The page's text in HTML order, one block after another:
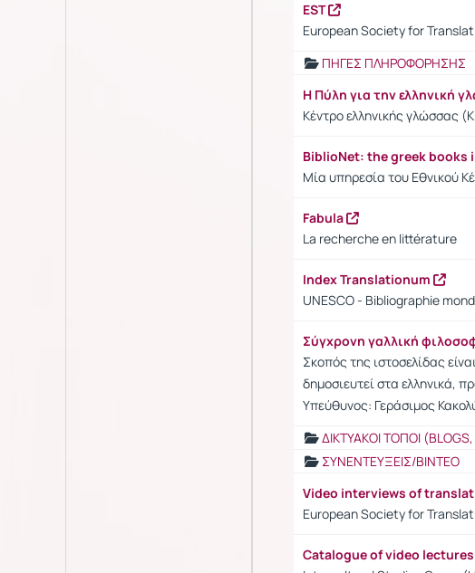
EST
European Society for
ΠΗΓΕΣ ΠΛΗΡΟΦΟΡΗΣΗΣ
Η Πύλη για την ελληνική
Κέντρο ελληνικής γλώσσας
BiblioNet: the greek books
Μία υπηρεσία του Εθνικού
Fabula
La recherche en littérature
Index Translationum
UNESCO - Bibliographie
Σύγχρονη γαλλική
Σκοπός της ιστοσελίδας
δημοσιευτεί στα ελληνικά,
Υπεύθυνος: Γεράσιμος
ΔΙΚΤΥΑΚΟΙ ΤΟΠΟΙ
ΣΥΝΕΝΤΕΥΞΕΙΣ/ΒΙΝΤΕΟ
Video interviews of
European Society for
Catalogue of video